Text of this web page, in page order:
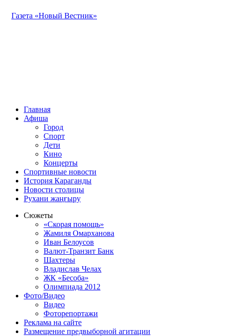
Газета «Новый Вестник»
Главная
Афиша
Город
Спорт
Дети
Кино
Концерты
Спортивные новости
История Караганды
Новости столицы
Рухани жаңғыру
Сюжеты
«Скорая помощь»
Жамиля Омарханова
Иван Белоусов
Валют-Транзит Банк
Шахтеры
Владислав Челах
ЖК «Бесоба»
Олимпиада 2012
Фото/Видео
Видео
Фоторепортажи
Реклама на сайте
Размещение предвыборной агитации